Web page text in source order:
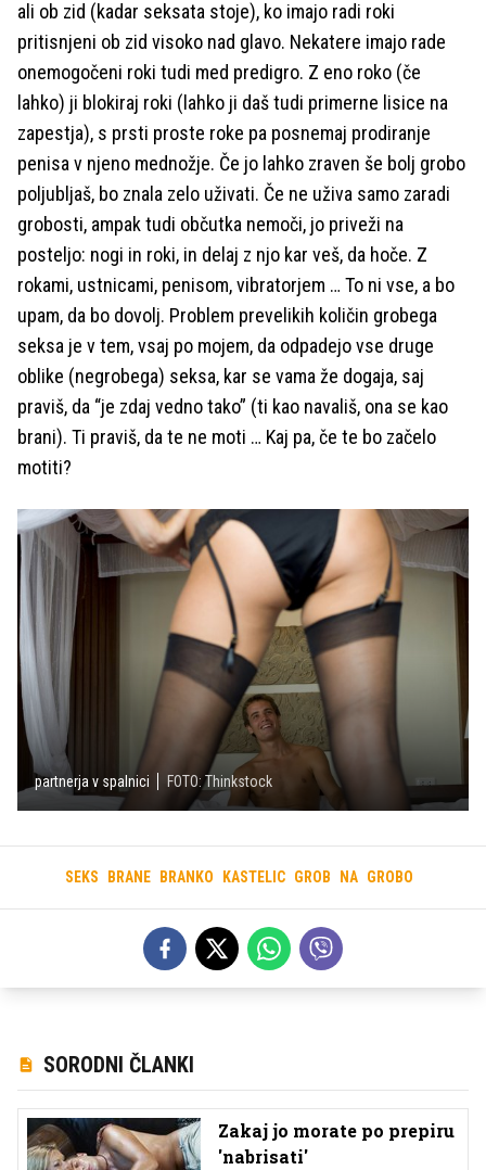
ali ob zid (kadar seksata stoje), ko imajo radi roki
pritisnjeni ob zid visoko nad glavo. Nekatere imajo rade
onemogočeni roki tudi med predigro. Z eno roko (če
lahko) ji blokiraj roki (lahko ji daš tudi primerne lisice na
zapestja), s prsti proste roke pa posnemaj prodiranje
penisa v njeno mednožje. Če jo lahko zraven še bolj grobo
poljubljaš, bo znala zelo uživati. Če ne uživa samo zaradi
grobosti, ampak tudi občutka nemoči, jo priveži na
posteljo: nogi in roki, in delaj z njo kar veš, da hoče. Z
rokami, ustnicami, penisom, vibratorjem … To ni vse, a bo
upam, da bo dovolj. Problem prevelikih količin grobega
seksa je v tem, vsaj po mojem, da odpadejo vse druge
oblike (negrobega) seksa, kar se vama že dogaja, saj
praviš, da “je zdaj vedno tako” (ti kao navališ, ona se kao
brani). Ti praviš, da te ne moti … Kaj pa, če te bo začelo
motiti?
partnerja v spalnici FOTO: Thinkstock
SEKS BRANE BRANKO KASTELIC GROB NA GROBO
SORODNI ČLANKI
Zakaj jo morate po prepiru
'nabrisati'